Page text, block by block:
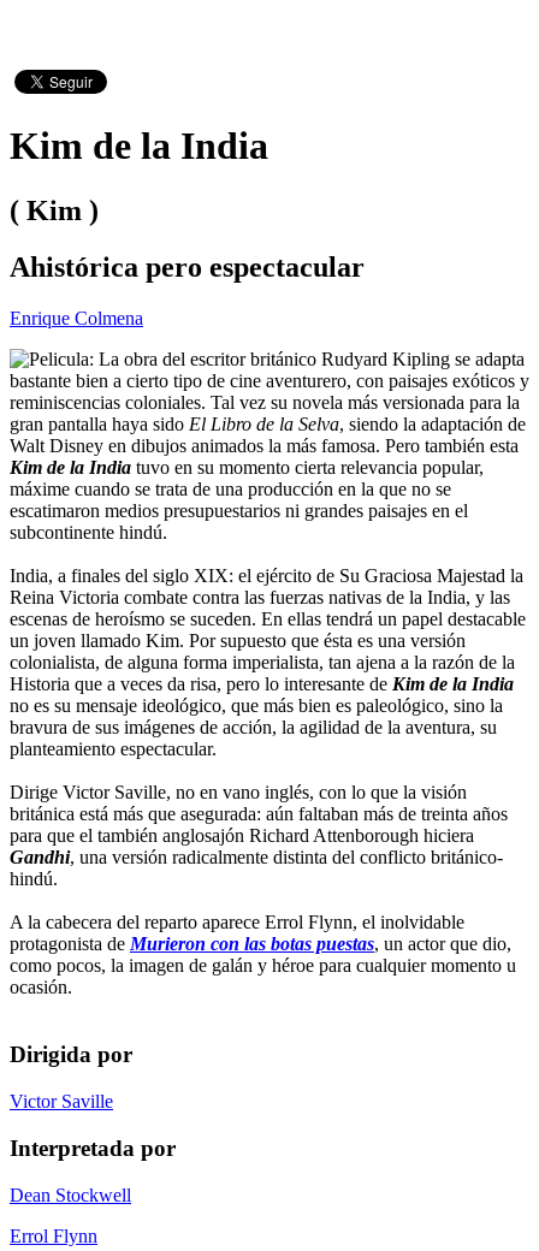
Kim de la India
( Kim )
Ahistórica pero espectacular
Enrique Colmena
La obra del escritor británico Rudyard Kipling se adapta
bastante bien a cierto tipo de cine aventurero, con paisajes exóticos y
reminiscencias coloniales. Tal vez su novela más versionada para la
gran pantalla haya sido El Libro de la Selva, siendo la adaptación de
Walt Disney en dibujos animados la más famosa. Pero también esta
Kim de la India tuvo en su momento cierta relevancia popular,
máxime cuando se trata de una producción en la que no se
escatimaron medios presupuestarios ni grandes paisajes en el
subcontinente hindú.
India, a finales del siglo XIX: el ejército de Su Graciosa Majestad la
Reina Victoria combate contra las fuerzas nativas de la India, y las
escenas de heroísmo se suceden. En ellas tendrá un papel destacable
un joven llamado Kim. Por supuesto que ésta es una versión
colonialista, de alguna forma imperialista, tan ajena a la razón de la
Historia que a veces da risa, pero lo interesante de Kim de la India
no es su mensaje ideológico, que más bien es paleológico, sino la
bravura de sus imágenes de acción, la agilidad de la aventura, su
planteamiento espectacular.
Dirige Victor Saville, no en vano inglés, con lo que la visión
británica está más que asegurada: aún faltaban más de treinta años
para que el también anglosajón Richard Attenborough hiciera
Gandhi, una versión radicalmente distinta del conflicto británico-
hindú.
A la cabecera del reparto aparece Errol Flynn, el inolvidable
protagonista de Murieron con las botas puestas, un actor que dio,
como pocos, la imagen de galán y héroe para cualquier momento u
ocasión.
Dirigida por
Victor Saville
Interpretada por
Dean Stockwell
Errol Flynn